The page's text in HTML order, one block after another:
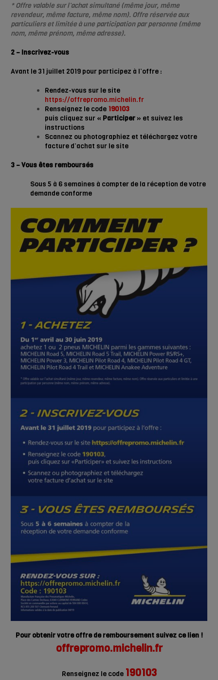
* Offre valable sur l’achat simultané (même jour, même
revendeur, même facture, même nom). Offre réservée aux
particuliers et limitée à une participation par personne (même
nom, même prénom, même adresse).
2 – Inscrivez-vous
Avant le 31 juillet 2019 pour participez à l’offre :
Rendez-vous sur le site
https://offrepromo.michelin.fr
Renseignez le code 190103
puis cliquez sur « Participer » et suivez les
instructions
Scannez ou photographiez et téléchargez votre
facture d’achat sur le site
3 – Vous êtes remboursés
Sous 5 à 6 semaines à compter de la réception de votre
demande conforme
Pour obtenir votre offre de remboursement suivez ce lien !
offrepromo.michelin.fr
Renseignez le code 190103